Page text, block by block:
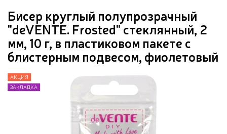
Бисер круглый полупрозрачный
"deVENTE. Frosted" стеклянный, 2
мм, 10 г, в пластиковом пакете с
блистерным подвесом, фиолетовый
АКЦИЯ
ЗАКЛАДКА
АКЦИЯ
ЗАКЛАДКА